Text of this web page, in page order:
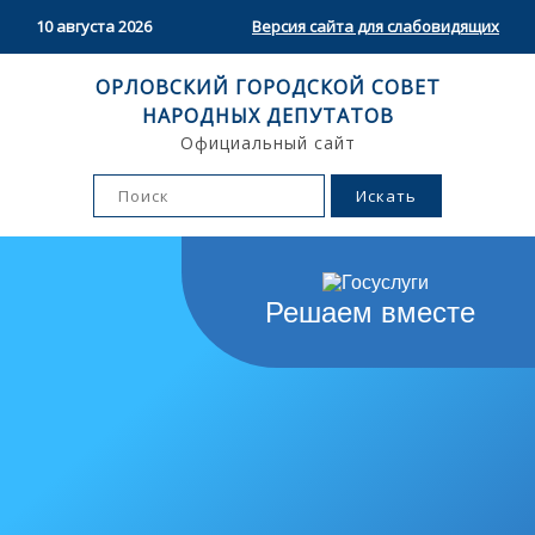
10 августа 2026 Версия сайта для слабовидящих
ОРЛОВСКИЙ ГОРОДСКОЙ СОВЕТ
НАРОДНЫХ ДЕПУТАТОВ
Официальный сайт
Решаем вместе